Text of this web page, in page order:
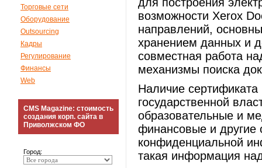
Торговые сети
Оборудование
Outsourcing
Кадры
Регулирование
Финансы
Web
CMS Magazine: стоимость
создания корп. сайта в
Приволжском ФО
Город:
возможности Xerox
направлений,
хранением данных и
совместная работа
механизмы поиска
Наличие
государственной
образовательные и
финансовые и другие
конфиденциальной
такая информация